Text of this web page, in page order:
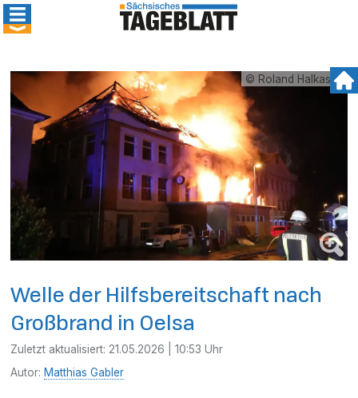
© Roland Halkasch
Welle der Hilfsbereitschaft nach
Großbrand in Oelsa
Zuletzt aktualisiert: 21.05.2026 | 10:53 Uhr
Autor: Matthias Gabler